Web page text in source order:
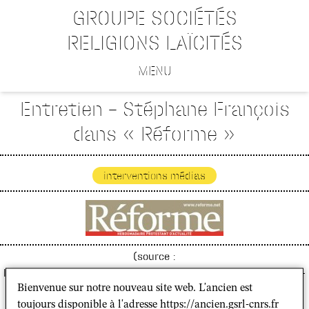
GROUPE SOCIÉTÉS
RELIGIONS LAÏCITÉS
MENU
Entretien – Stéphane François
dans « Réforme »
interventions médias
(source :
https://www.reforme.net/actualite/2021/04/02/pourquoi-la-
spiritualite-viking-est-elle-recuperee-par-lextreme-droite/)
Bienvenue sur notre nouveau site web. L'ancien est
toujours disponible à l'adresse https://ancien.gsrl-cnrs.fr